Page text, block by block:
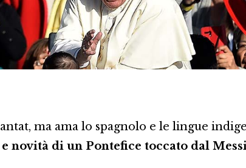
ma ama lo spagnolo e le lingue
novità di un Pontefice toccato dal